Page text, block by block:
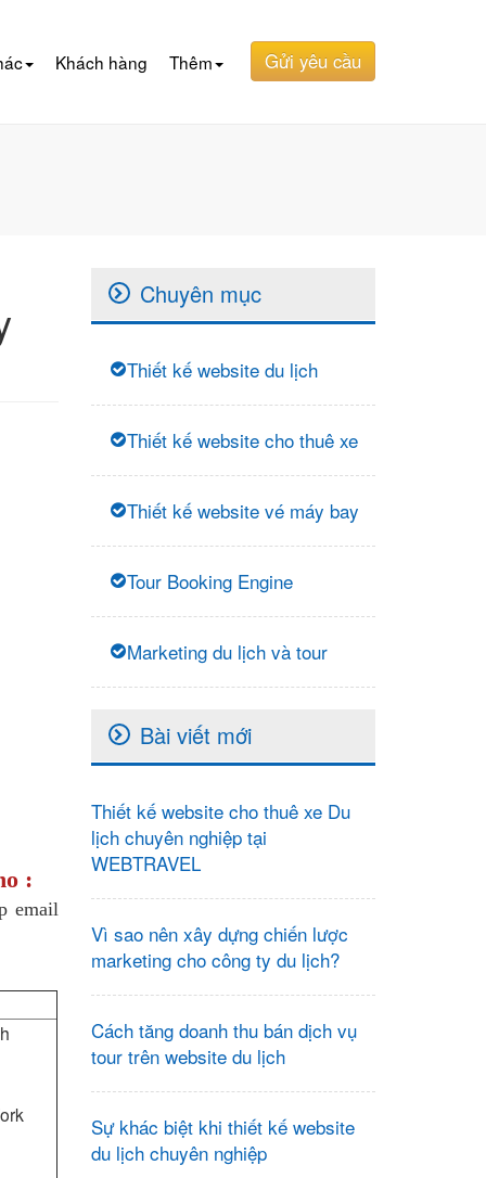
Gửi yêu cầu
Khách hàng Thêm
:
email
Chuyên mục
Thiết kế website du lịch
Thiết kế website cho thuê xe
Thiết kế website vé máy bay
Tour Booking Engine
Marketing du lịch và tour
Bài viết mới
Thiết kế website cho thuê xe Du
lịch chuyên nghiệp tại
WEBTRAVEL
Vì sao nên xây dựng chiến lược
marketing cho công ty du lịch?
Cách tăng doanh thu bán dịch vụ
tour trên website du lịch
Sự khác biệt khi thiết kế website
du lịch chuyên nghiệp